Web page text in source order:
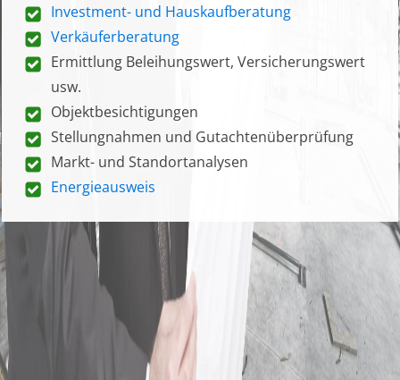
Investment- und Hauskaufberatung
Verkäuferberatung
Ermittlung Beleihungswert, Versicherungswert
usw.
Objektbesichtigungen
Stellungnahmen und Gutachtenüberprüfung
Markt- und Standortanalysen
Energieausweis